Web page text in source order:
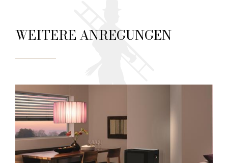
WEITERE ANREGUNGEN